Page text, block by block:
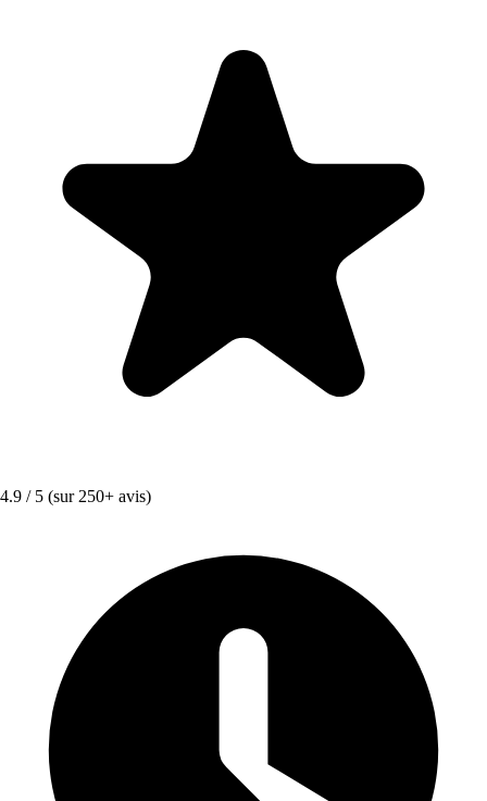
4.9 / 5 (sur 250+ avis)